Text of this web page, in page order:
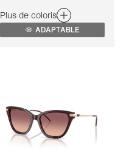
Plus de coloris
ADAPTABLE